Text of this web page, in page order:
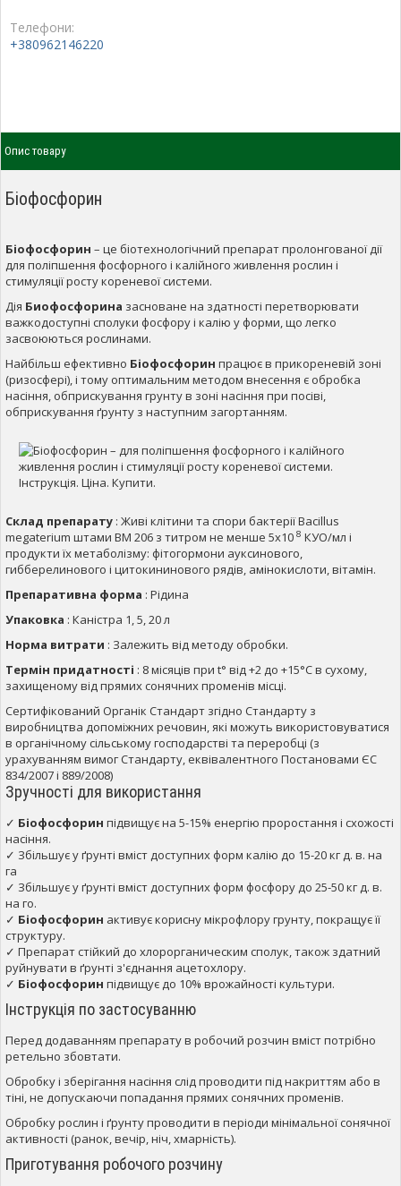
Телефони:
+380962146220
Опис товару
Біофосфорин
Біофосфорин – це біотехнологічний препарат пролонгованої дії
для поліпшення фосфорного і калійного живлення рослин і
стимуляції росту кореневої системи.
Дія Биофосфорина засноване на здатності перетворювати
важкодоступні сполуки фосфору і калію у форми, що легко
засвоюються рослинами.
Найбільш ефективно Біофосфорин працює в прикореневій зоні
(ризосфері), і тому оптимальним методом внесення є обробка
насіння, обприскування грунту в зоні насіння при посіві,
обприскування ґрунту з наступним загортанням.
Склад препарату : Живі клітини та спори бактерії Bacillus
megaterium штами BM 206 з титром не менше 5х10 8 КУО/мл і
продукти їх метаболізму: фітогормони ауксинового,
гибберелинового і цитокининового рядів, амінокислоти, вітамін.
Препаративна форма : Рідина
Упаковка : Каністра 1, 5, 20 л
Норма витрати : Залежить від методу обробки.
Термін придатності : 8 місяців при t° від +2 до +15°С в сухому,
захищеному від прямих сонячних променів місці.
Сертифікований Органік Стандарт згідно Стандарту з
виробництва допоміжних речовин, які можуть використовуватися
в органічному сільському господарстві та переробці (з
урахуванням вимог Стандарту, еквівалентного Постановами ЄС
834/2007 і 889/2008)
Зручності для використання
✓ Біофосфорин підвищує на 5-15% енергію проростання і схожості
насіння.
✓ Збільшує у ґрунті вміст доступних форм калію до 15-20 кг д. в. на
га
✓ Збільшує у ґрунті вміст доступних форм фосфору до 25-50 кг д. в.
на го.
✓ Біофосфорин активує корисну мікрофлору грунту, покращує її
структуру.
✓ Препарат стійкий до хлорорганическим сполук, також здатний
руйнувати в ґрунті з'єднання ацетохлору.
✓ Біофосфорин підвищує до 10% врожайності культури.
Інструкція по застосуванню
Перед додаванням препарату в робочий розчин вміст потрібно
ретельно збовтати.
Обробку і зберігання насіння слід проводити під накриттям або в
тіні, не допускаючи попадання прямих сонячних променів.
Обробку рослин і ґрунту проводити в періоди мінімальної сонячної
активності (ранок, вечір, ніч, хмарність).
Приготування робочого розчину